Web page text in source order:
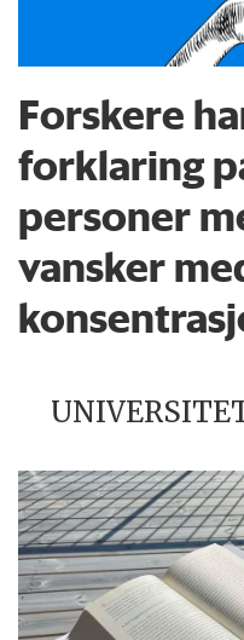
Forskere
forklaring
personer
vansker